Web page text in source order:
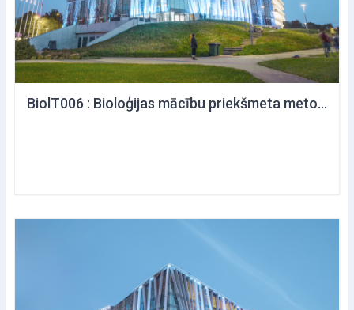
BiolT006 : Bioloģijas mācību priekšmeta metodoloģija